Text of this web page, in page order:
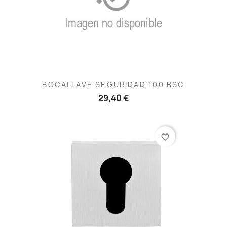
BOCALLAVE SEGURIDAD 100 BSC
29,40 €
favorite_border